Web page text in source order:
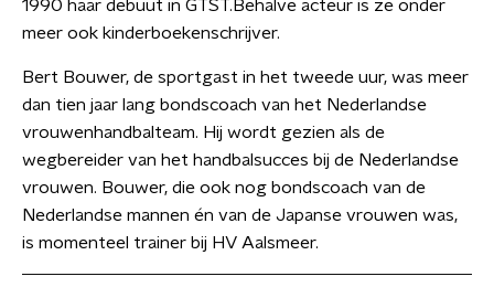
1990 haar debuut in GTST.Behalve acteur is ze onder
meer ook kinderboekenschrijver.
Bert Bouwer, de sportgast in het tweede uur, was meer
dan tien jaar lang bondscoach van het Nederlandse
vrouwenhandbalteam. Hij wordt gezien als de
wegbereider van het handbalsucces bij de Nederlandse
vrouwen. Bouwer, die ook nog bondscoach van de
Nederlandse mannen én van de Japanse vrouwen was,
is momenteel trainer bij HV Aalsmeer.